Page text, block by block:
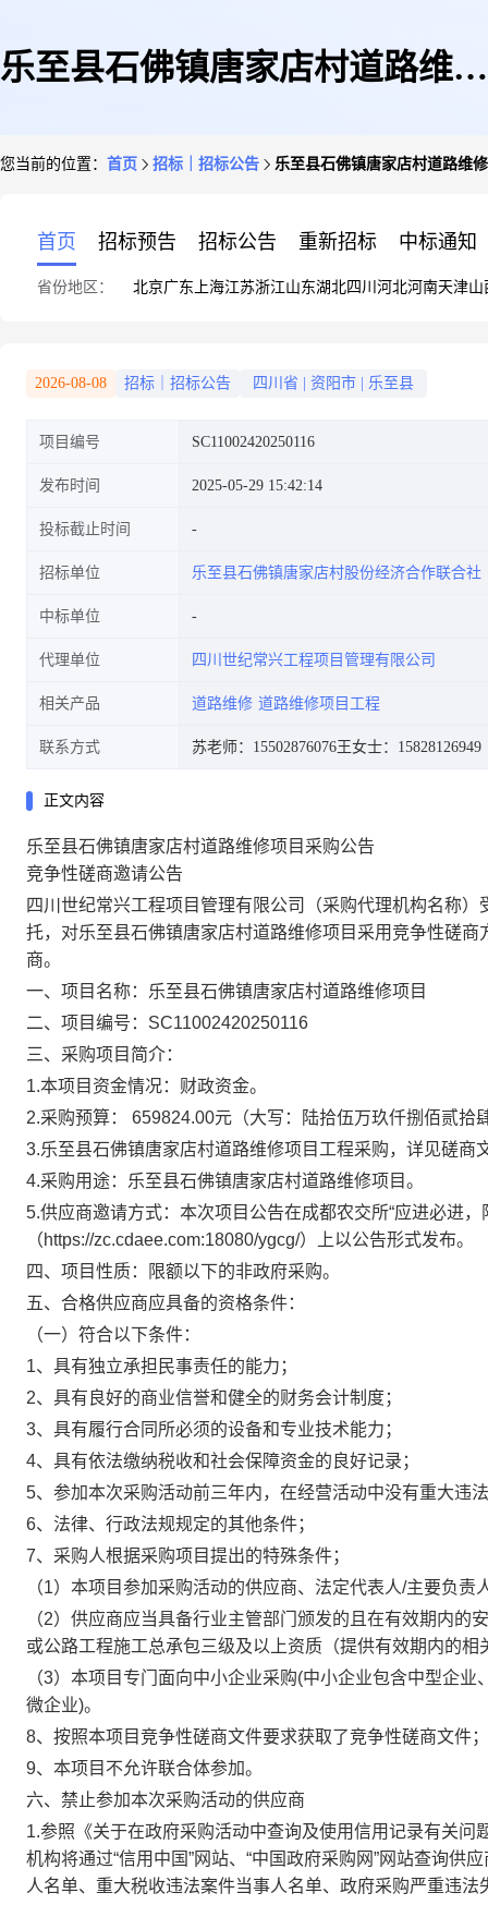
乐至县石佛镇唐家店村道路维修
您当前的位置： 首页 招标｜招标公告 乐至县石佛镇唐家店村道路维
首页 招标预告 招标公告 重新招标 中标通知
省份地区： 北京广东 上海江苏浙江山东湖北四川 河北河南天津山
2026-08-08 招标｜招标公告 四川省 资阳市 乐至县
项目编号 SC11002420250116
发布时间 2025-05-29 15:42:14
投标截止时间
招标单位 乐至县石佛镇唐家店村股份经济合作联合社
中标单位
代理单位 四川世纪常兴工程项目管理有限公司
相关产品 道路维修 道路维修项目工程
联系方式 苏老师：15502876076王女士：15828126949
正文内容
乐至县石佛镇唐家店村道路维修项目采购公告
竞争性磋商邀请公告
四川世纪常兴工程项目管理有限公司
（采购代理机构名称）
托，对乐至县石佛镇唐家店村道路维修项目 采用竞争性磋商
商。
一、 项目名称： 乐至县石佛镇唐家店村道路维修项目
二、项目编号： SC11002420250116
三、采购项目简介：
1.本项目资金情况： 财政资金。
2.采购预算：
659824.00元（大写：陆拾伍万玖仟捌佰贰拾
3.乐至县石佛镇唐家店村道路维修项目 工程采购，详见磋商
4.采购用途： 乐至县石佛镇唐家店村道路维修项目。
5.供应商邀请方式：本次项目公告在成都农交所“应进必进
（https://zc.cdaee.com:18080/ygcg/）上以公告形式发布。
四、项目性质：限额以下的非政府采购。
五、合格供应商应具备的资格条件：
（一） 符合以下条件：
1、具有独立承担民事责任的能力；
2、具有良好的商业信誉和健全的财务会计制度；
3、具有履行合同所必须的设备和专业技术能力；
4、具有依法缴纳税收和社会保障资金的良好记录；
5、参加本次采购活动前三年内，在经营活动中没有重大违
6、法律、行政法规规定的其他条件；
7、采购人根据采购项目提出的特殊条件；
（1）本项目参加采购活动的供应商、法定代表人/主要负责
（2）供应商应当具备行业主管部门颁发的且在有效期内的
或公路工程施工总承包三级及以上资质 （提供有效期内的
（3） 本项目专门面向中小企业采购(中小企业包含中型企业
微企业)。
8、按照本项目竞争性磋商文件要求获取了竞争性磋商文件；
9、本项目不允许联合体参加。
六、禁止参加本次采购活动的供应商
1.参照 《关于在政府采购活动中查询及使用信用记录有关问
机构将通过“信用中国”网站、“中国政府采购网”网站查询
人名单、重大税收违法案件当事人名单、政府采购严重违